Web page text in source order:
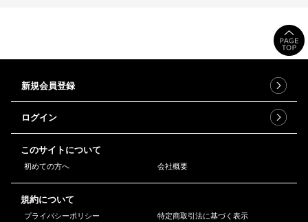
新規会員登録
ログイン
このサイトについて
初めての方へ 会社概要
規約について
プライバシーポリシー 特定商取引法に基づく表示